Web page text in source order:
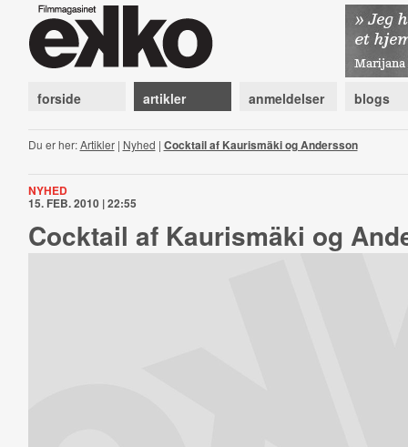
forside artikler anmeldelser blogs
Du er her:Artikler| Nyhed | Cocktail af Kaurismäki og Andersson
NYHED
15. FEB. 2010 | 22:55
Cocktail af Kaurismäki og